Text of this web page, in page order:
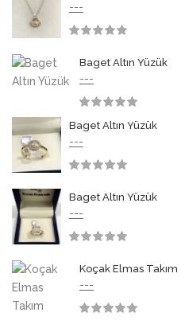
---
Baget Altın Yüzük
---
Baget Altın Yüzük
---
Baget Altın Yüzük
---
Koçak Elmas Takım
---